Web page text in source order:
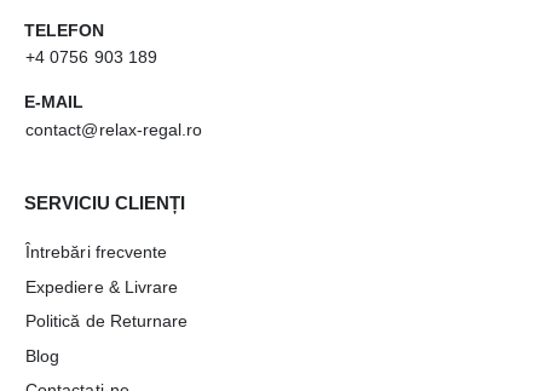
TELEFON
+4 0756 903 189
E-MAIL
contact@relax-regal.ro
SERVICIU CLIENȚI
Întrebări frecvente
Expediere & Livrare
Politică de Returnare
Blog